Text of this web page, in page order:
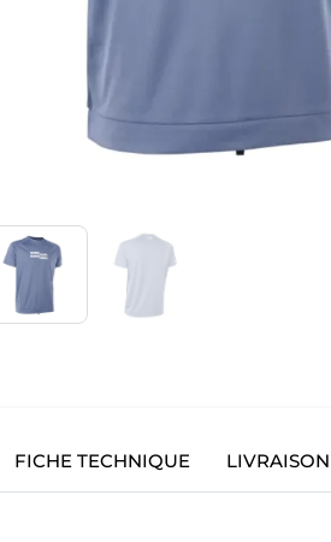
FICHE TECHNIQUE